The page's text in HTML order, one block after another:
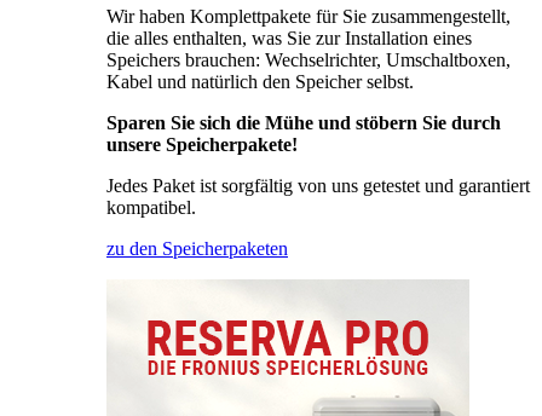
Wir haben Komplettpakete für Sie zusammengestellt,
die alles enthalten, was Sie zur Installation eines
Speichers brauchen: Wechselrichter, Umschaltboxen,
Kabel und natürlich den Speicher selbst.
Sparen Sie sich die Mühe und stöbern Sie durch
unsere Speicherpakete!
Jedes Paket ist sorgfältig von uns getestet und garantiert
kompatibel.
zu den Speicherpaketen